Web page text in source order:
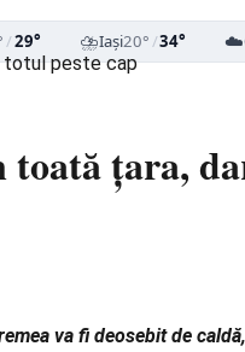
/29° ⛈️Iași20°/34° ☁️
totul peste cap
țara,
va fi deosebit de